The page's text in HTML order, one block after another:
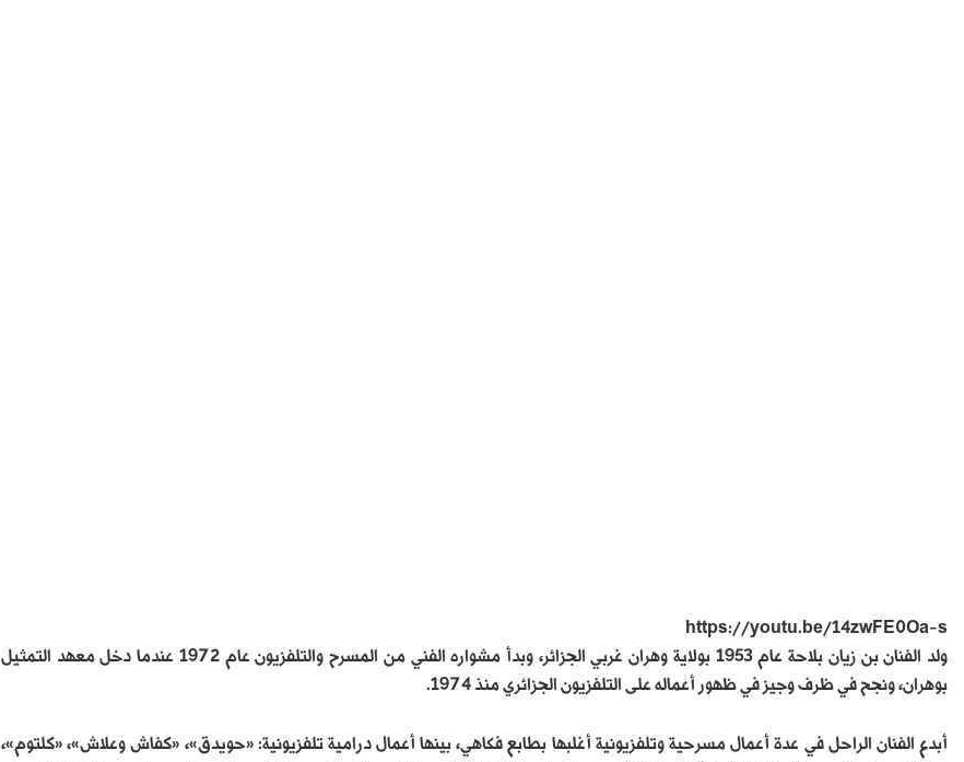
https://youtu.be/14zwFE0Oa-s
ولد الفنان بن زيان بلاحة عام 1953 بولاية وهران غربي الجزائر، وبدأ مشواره الفني من المسرح والتلفزيون عام 1972 عندما دخل معهد التمثيل
بوهران، ونجح في ظرف وجيز في ظهور أعماله على التلفزيون الجزائري منذ 1974.
أبدع الفنان الراحل في عدة أعمال مسرحية وتلفزيونية أغلبها بطابع فكاهي، بينها أعمال درامية تلفزيونية: «حويدق»، «كفاش وعلاش»، «كلتوم»،